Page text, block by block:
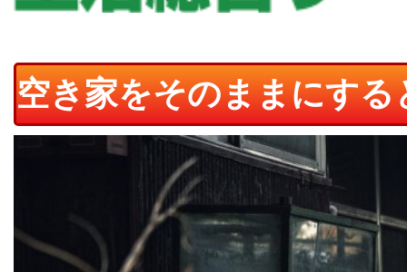
空き家をそのままにする